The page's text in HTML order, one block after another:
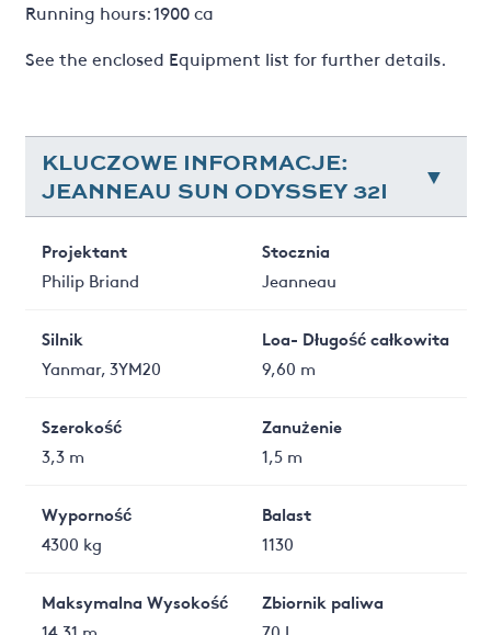
Running hours: 1900 ca
See the enclosed Equipment list for further details.
KLUCZOWE INFORMACJE:
JEANNEAU SUN ODYSSEY 32I
Projektant
Philip Briand
Stocznia
Jeanneau
Silnik
Yanmar, 3YM20
Loa- Długość całkowita
9,60 m
Szerokość
3,3 m
Zanużenie
1,5 m
Wyporność
4300 kg
Balast
1130
Maksymalna Wysokość
Zbiornik paliwa